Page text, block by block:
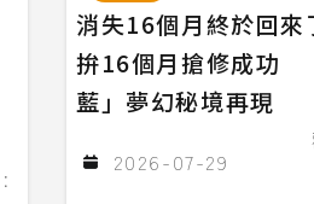
消失16個月終於回來
拚16個月搶修成功
藍」夢幻秘境再現
2026-07-29